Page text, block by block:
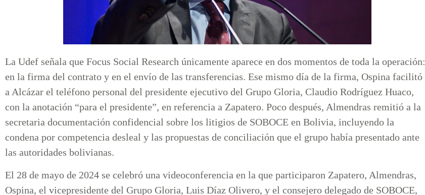
La Udef señala que Focus Social Research únicamente aparece en dos momentos de toda la operación:
en la firma del contrato y en el envío de las transferencias. Ese mismo día de la firma, Ospina facilitó
a Alcázar el teléfono personal del presidente ejecutivo del Grupo Gloria, Claudio Rodríguez Huaco,
con la anotación “para el presidente”, en referencia a Zapatero. Poco después, Almendras remitió a la
secretaria documentación confidencial sobre los litigios de SOBOCE en Bolivia, incluyendo la
condena por competencia desleal y las propuestas de conciliación que el grupo había presentado ante
las autoridades bolivianas.
El 28 de mayo de 2024 se celebró una videoconferencia en la que participaron Zapatero, Almendras,
Ospina, el vicepresidente del Grupo Gloria, Luis Díaz Olivero, y el consejero delegado de SOBOCE,